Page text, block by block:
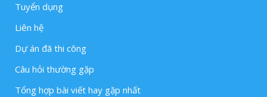
Tuyển dụng
Liên hệ
Dự án đã thi công
Câu hỏi thường gặp
Tổng hợp bài viết hay gặp nhất